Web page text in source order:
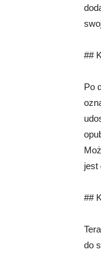
##
Po
jest
##
do